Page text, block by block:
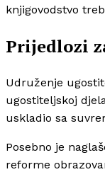
knjigovodstvo
Prijedlozi
Udruženje
ugostiteljskoj
uskladio sa
Posebno je
reforme